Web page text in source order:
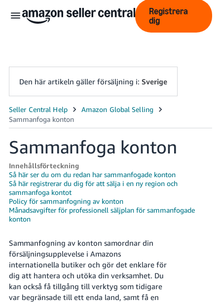
Swedish
中
文
-
CN
English
- GB
Swedish
- SE
Registrera
dig
Den här artikeln gäller försäljning i: Sverige
Sammanfoga konton
Innehållsförteckning
Så här ser du om du redan har sammanfogade konton
Så här registrerar du dig för att sälja i en ny region och
sammanfoga kontot
Policy för sammanfogning av konton
Månadsavgifter för professionell säljplan för sammanfogade
konton
Sammanfogning av konton samordnar din
försäljningsupplevelse i Amazons
internationella butiker och gör det enklare för
dig att hantera och utöka din verksamhet. Du
kan också få tillgång till verktyg som tidigare
var begränsade till ett enda land, samt få en